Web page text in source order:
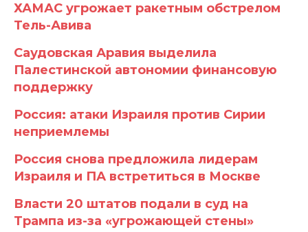
ХАМАС угрожает ракетным обстрелом
Тель-Авива
Саудовская Аравия выделила
Палестинской автономии финансовую
поддержку
Россия: атаки Израиля против Сирии
неприемлемы
Россия снова предложила лидерам
Израиля и ПА встретиться в Москве
Власти 20 штатов подали в суд на
Трампа из-за «угрожающей стены»